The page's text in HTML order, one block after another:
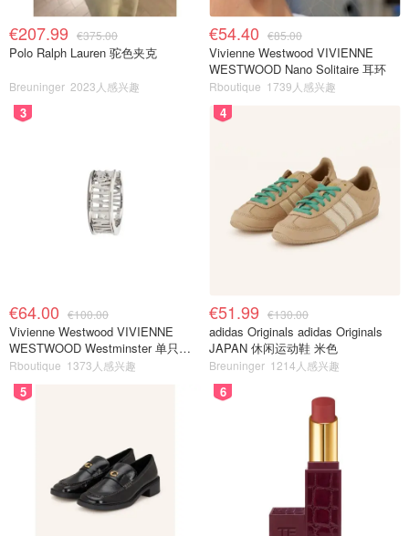
€207.99 €375.00
Polo Ralph Lauren 驼色夹克
Breuninger 2023人感兴趣
€54.40 €85.00
Vivienne Westwood VIVIENNE
WESTWOOD Nano Solitaire 耳环
Rboutique 1739人感兴趣
3
€64.00 €100.00
Vivienne Westwood VIVIENNE
WESTWOOD Westminster 单只耳
环
Rboutique 1373人感兴趣
4
€51.99 €130.00
adidas Originals adidas Originals
JAPAN 休闲运动鞋 米色
Breuninger 1214人感兴趣
5 6